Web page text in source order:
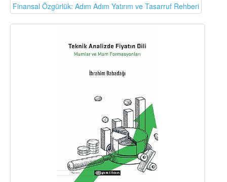
Finansal Özgürlük: Adım Adım Yatırım ve Tasarruf Rehberi